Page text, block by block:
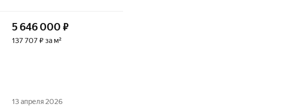
5 646 000 ₽
137 707 ₽ за м²
13 апреля 2026